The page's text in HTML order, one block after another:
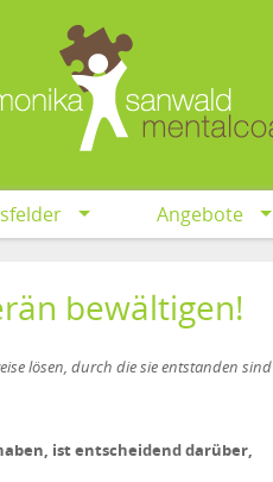
Angebote
bewältigen!
lösen, durch die sie entstanden sind
ist entscheidend darüber,